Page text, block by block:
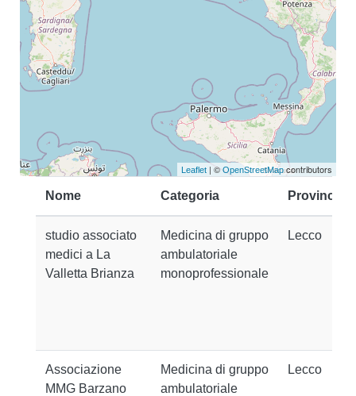
Leaflet| © OpenStreetMapcontributors
Nome Categoria Provincia
studio associato
medici a La
Valletta Brianza
Medicina di gruppo
ambulatoriale
monoprofessionale
Lecco
Associazione
MMG Barzano
Medicina di gruppo
ambulatoriale
Lecco